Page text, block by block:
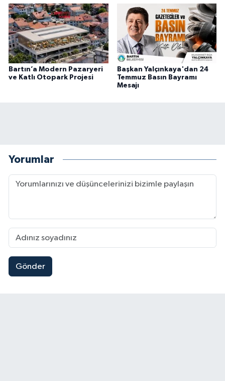
Bartın’a Modern Pazaryeri
ve Katlı Otopark Projesi
Başkan Yalçınkaya'dan 24
Temmuz Basın Bayramı
Mesajı
Yorumlar
Gönder